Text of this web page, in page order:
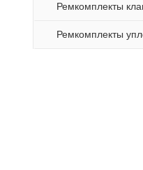
Ремкомплекты
Ремкомплекты